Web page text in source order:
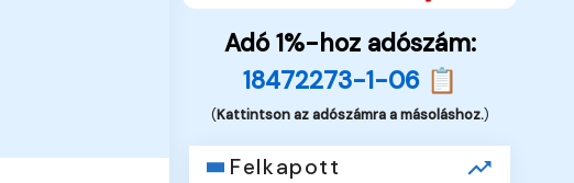
Adó 1%-hoz adószám:
18472273-1-06 📋
(Kattintson az adószámra a másoláshoz.)
Felkapott